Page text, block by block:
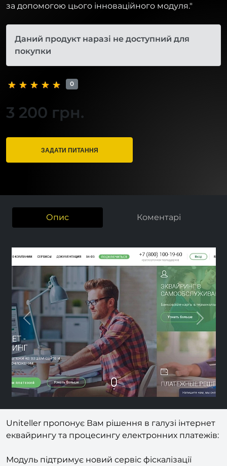
за допомогою цього інноваційного модуля."
Даний продукт наразі не доступний для
покупки
0
3 200 грн.
ЗАДАТИ ПИТАННЯ
Опис Коментарі
Previous Next
Uniteller пропонує Вам рішення в галузі інтернет
еквайрингу та процесингу електронних платежів:
Модуль підтримує новий сервіс фіскалізації